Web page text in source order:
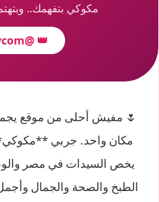
مكوكي بتفهمك..
👑
@mkokycom
🌷 مفيش أحلى من موقع
مكان واحد. جربي
يخص السيدات في مصر
الطبخ والصحة والجمال